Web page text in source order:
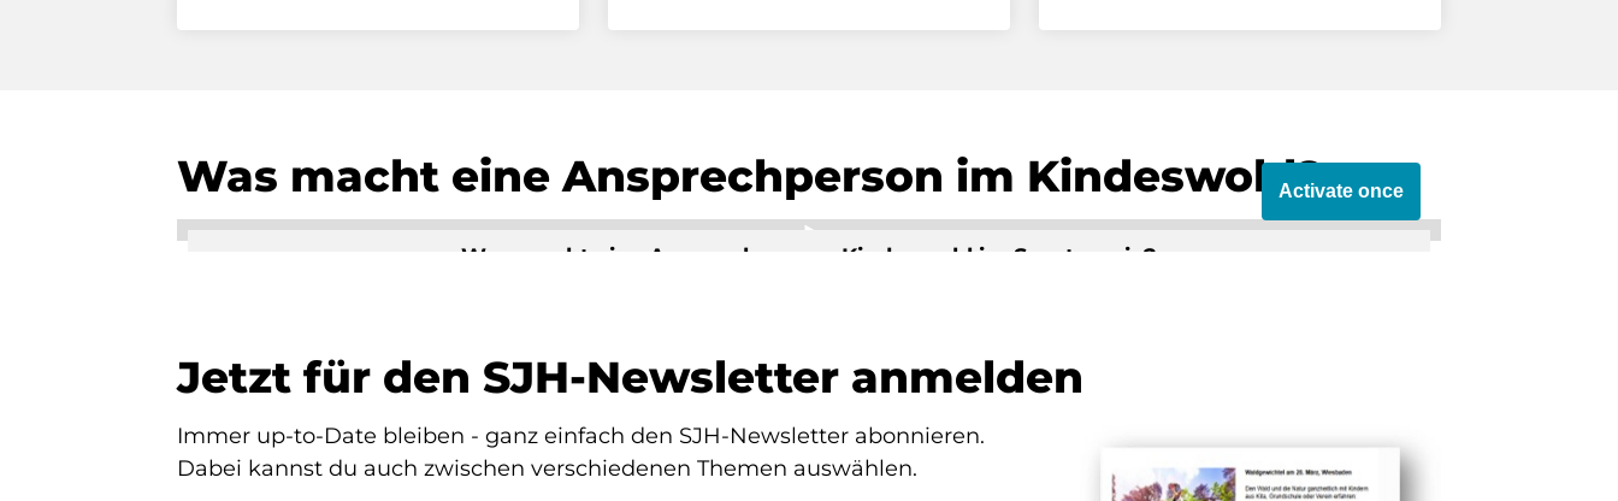
Was macht eine Ansprechperson im Kindeswohl?
Was macht eine Ansprechperson Kindeswohl im Sportverein?
Activate once
Jetzt für den SJH-Newsletter anmelden
Immer up-to-Date bleiben - ganz einfach den SJH-Newsletter abonnieren.
Dabei kannst du auch zwischen verschiedenen Themen auswählen.